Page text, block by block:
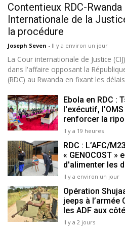
Contentieux RDC-Rwanda
Internationale de la
la procédure
Joseph Seven - Il y a environ un jour
La Cour internationale de Justice
dans l'affaire opposant la
(RDC) au Rwanda en fixant les
Ebola en RDC :
l'exécutif,
renforcer la
Il y a 19 heures
RDC : L’AFC/
« GENOCOST »
d'alimenter les
Il y a environ un jour
Opération
jeeps à l’armée
les ADF aux
Il y a 2 jours